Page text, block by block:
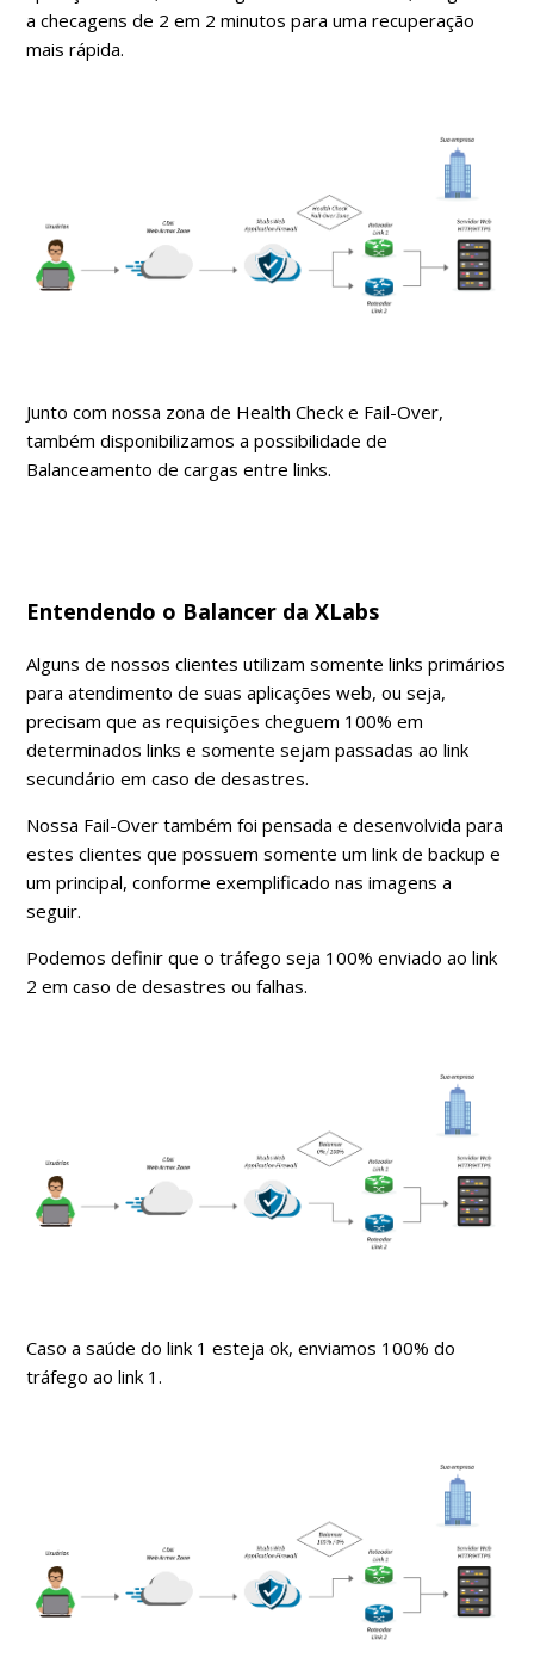
a checagens de 2 em 2 minutos para uma recuperação
mais rápida.
Junto com nossa zona de Health Check e Fail-Over,
também disponibilizamos a possibilidade de
Balanceamento de cargas entre links.
Entendendo o Balancer da XLabs
Alguns de nossos clientes utilizam somente links primários
para atendimento de suas aplicações web, ou seja,
precisam que as requisições cheguem 100% em
determinados links e somente sejam passadas ao link
secundário em caso de desastres.
Nossa Fail-Over também foi pensada e desenvolvida para
estes clientes que possuem somente um link de backup e
um principal, conforme exemplificado nas imagens a
seguir.
Podemos definir que o tráfego seja 100% enviado ao link
2 em caso de desastres ou falhas.
Caso a saúde do link 1 esteja ok, enviamos 100% do
tráfego ao link 1.